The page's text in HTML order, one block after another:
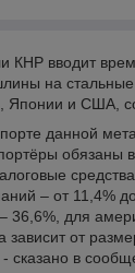
КНР вводит
на
Японии и США,
данной
обязаны
– от 11,4%
36,6%, для
зависит от
сказано в